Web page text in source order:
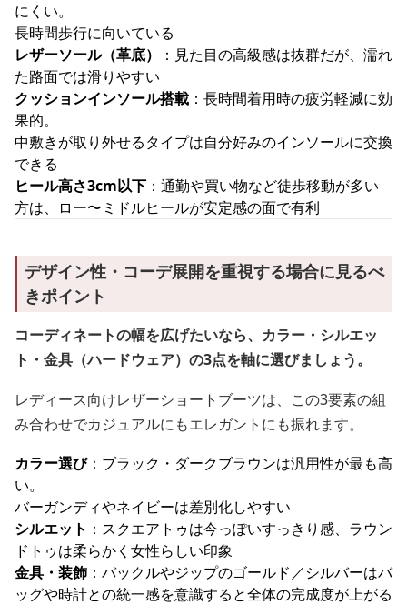
にくい。
長時間歩行に向いている
レザーソール（革底）
：見た目の高級感は抜群だが、濡れ
た路面では滑りやすい
クッションインソール搭載 ：長時間着用時の疲労軽減に効
果的。
中敷きが取り外せるタイプは自分好みのインソールに交換
できる
ヒール高さ3cm以下 ：通勤や買い物など徒歩移動が多い
方は、ロー〜ミドルヒールが安定感の面で有利
デザイン性・コーデ展開を重視する場合に見るべ
きポイント
コーディネートの幅を広げたいなら、カラー・シルエッ
ト・金具（ハードウェア）の3点を軸に選びましょう。
レディース向けレザーショートブーツは、この3要素の組
み合わせでカジュアルにもエレガントにも振れます。
カラー選び：ブラック・ダークブラウンは汎用性が最も高
い。
バーガンディやネイビーは差別化しやすい
シルエット ：スクエアトゥは今っぽいすっきり感、ラウン
ドトゥは柔らかく女性らしい印象
金具・装飾 ：バックルやジップのゴールド／シルバーはバ
ッグや時計との統一感を意識すると全体の完成度が上がる